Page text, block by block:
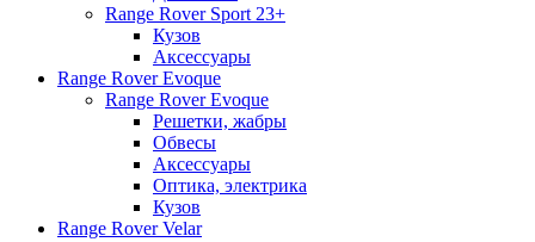
Range Rover Sport 23+
Кузов
Аксессуары
Range Rover Evoque
Range Rover Evoque
Решетки, жабры
Обвесы
Аксессуары
Оптика, электрика
Кузов
Range Rover Velar